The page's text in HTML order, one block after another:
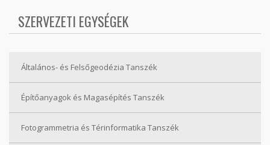
SZERVEZETI EGYSÉGEK
Általános- és Felsőgeodézia Tanszék
Építőanyagok és Magasépítés Tanszék
Fotogrammetria és Térinformatika Tanszék